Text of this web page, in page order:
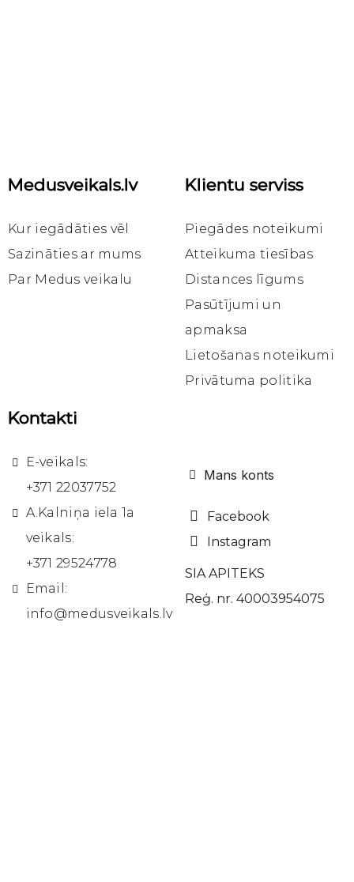
Medusveikals.lv
Kur iegādāties vēl
Sazināties ar mums
Par Medus veikalu
Klientu serviss
Piegādes noteikumi
Atteikuma tiesības
Distances līgums
Pasūtījumi un
apmaksa
Lietošanas noteikumi
Privātuma politika
Kontakti
E-veikals:
+371 22037752
A.Kalniņa iela 1a
veikals:
+371 29524778
Email:
info@medusveikals.lv
Mans konts
Facebook
Instagram
SIA APITEKS
Reģ. nr. 40003954075